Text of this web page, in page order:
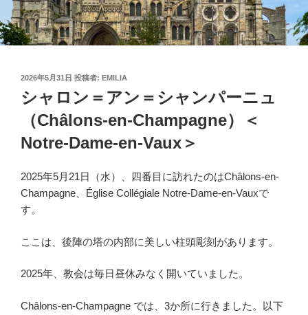
投
稿
日:
2026年5月31日 投稿者: EMILIA
シャロン＝アン＝シャンパーニュ
（Châlons-en-Champagne）＜
Notre-Dame-en-Vaux＞
2025年5月21日（水）、四番目に訪れたのはChâlons-en-
Champagne、Église Collégiale Notre-Dame-en-Vauxで
す。
ここは、後陣の塔の内部に美しい柱頭彫刻があります。
2025年、教会は毎日昼休みなく開いていました。
Châlons-en-Champagne では、3か所に行きました。以下